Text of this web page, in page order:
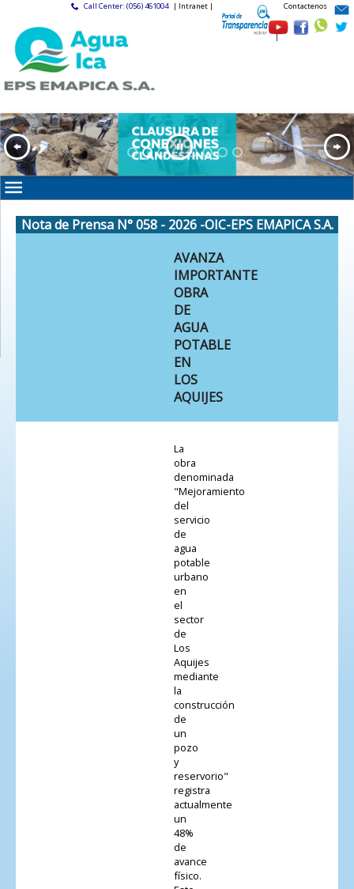
Call Center: (056) 461004 | Intranet |
|
Contactenos
Nota de Prensa N° 058 - 2026 -OIC-EPS EMAPICA S.A.
AVANZA
IMPORTANTE
OBRA
DE
AGUA
POTABLE
EN
LOS
AQUIJES
La
obra
denominada
"Mejoramiento
del
servicio
de
agua
potable
urbano
en
el
sector
de
Los
Aquijes
mediante
la
construcción
de
un
pozo
y
reservorio"
registra
actualmente
un
48%
de
avance
físico.